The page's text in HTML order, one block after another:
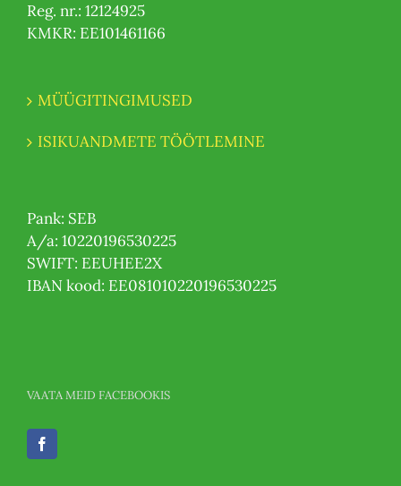
Reg. nr.: 12124925
KMKR: EE101461166
MÜÜGITINGIMUSED
ISIKUANDMETE TÖÖTLEMINE
Pank: SEB
A/a: 10220196530225
SWIFT: EEUHEE2X
IBAN kood: EE081010220196530225
VAATA MEID FACEBOOKIS